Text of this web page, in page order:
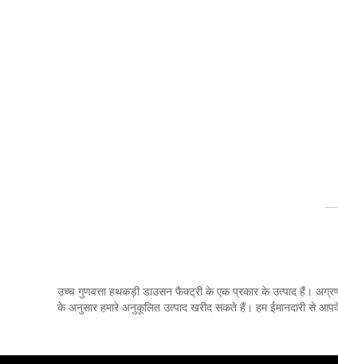
उच्च गुणवत्ता हथकड़ी डाउसन फैक्ट्री के एक प्रकार के उत्पाद हैं।
के अनुसार हमारे अनुकूलित उत्पाद खरीद सकते हैं। हम ईमानदारी से आपके